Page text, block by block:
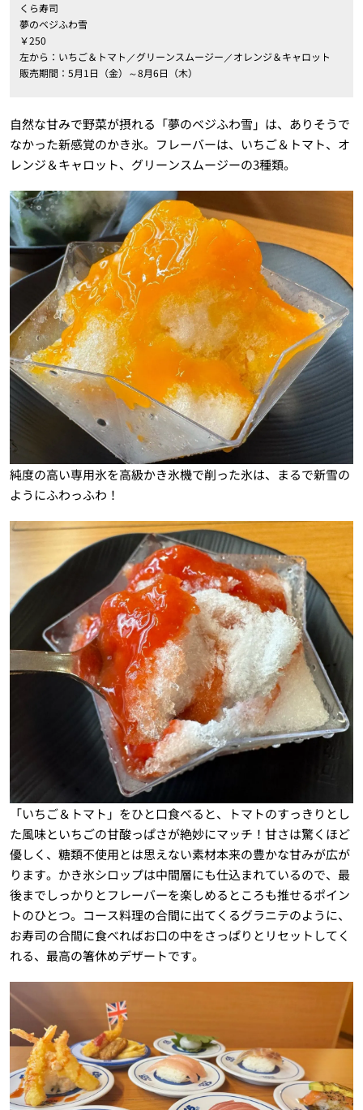
くら寿司
夢のベジふわ雪
￥250
左から：いちご＆トマト／グリーンスムージー／オレンジ＆キャロット
販売期間：5月1日（金）～8月6日（木）
自然な甘みで野菜が摂れる「夢のベジふわ雪」は、ありそうで
なかった新感覚のかき氷。フレーバーは、いちご＆トマト、オ
レンジ＆キャロット、グリーンスムージーの3種類。
純度の高い専用氷を高級かき氷機で削った氷は、まるで新雪の
ようにふわっふわ！
「いちご＆トマト」をひと口食べると、トマトのすっきりとし
た風味といちごの甘酸っぱさが絶妙にマッチ！甘さは驚くほど
優しく、糖類不使用とは思えない素材本来の豊かな甘みが広が
ります。かき氷シロップは中間層にも仕込まれているので、最
後までしっかりとフレーバーを楽しめるところも推せるポイン
トのひとつ。コース料理の合間に出てくるグラニテのように、
お寿司の合間に食べればお口の中をさっぱりとリセットしてく
れる、最高の箸休めデザートです。